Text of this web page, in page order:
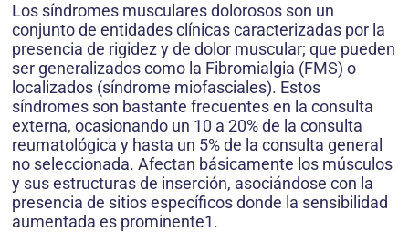
Los síndromes musculares dolorosos son un
conjunto de entidades clínicas caracterizadas por la
presencia de rigidez y de dolor muscular; que pueden
ser generalizados como la Fibromialgia (FMS) o
localizados (síndrome miofasciales). Estos
síndromes son bastante frecuentes en la consulta
externa, ocasionando un 10 a 20% de la consulta
reumatológica y hasta un 5% de la consulta general
no seleccionada. Afectan básicamente los músculos
y sus estructuras de inserción, asociándose con la
presencia de sitios específicos donde la sensibilidad
aumentada es prominente1.